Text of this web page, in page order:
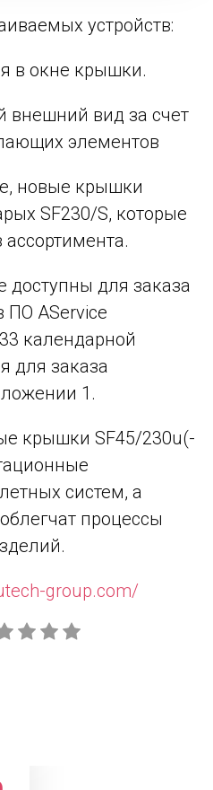
устройств:
в окне крышки.
внешний вид за счет
элементов
новые крышки
SF230/S, которые
для заказа
ПО AService
календарной
для заказа
1.
крышки SF45/230u(-
систем, а
процессы
group.com/